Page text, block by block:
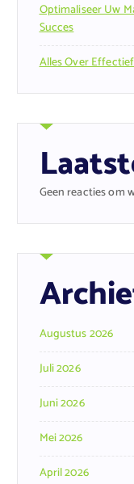
Optimaliseer Uw
Succes
Alles Over
Geen reacties om
Augustus 2026
Juli 2026
Juni 2026
Mei 2026
April 2026